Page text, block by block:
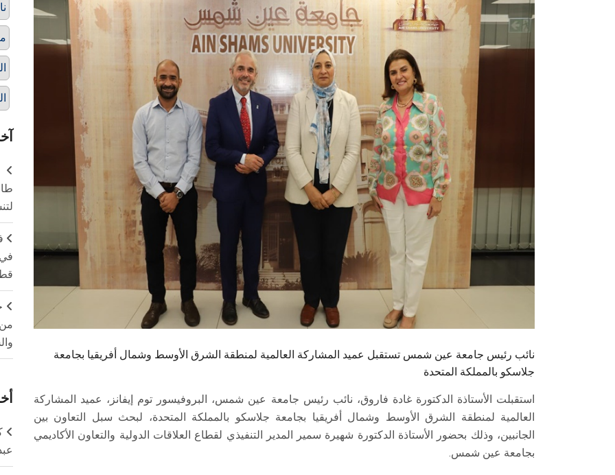
نائب رئيس جامعة عين شمس تستقبل عميد المشاركة العالمية لمنطقة الشرق الأوسط وشمال أفريقيا بجامعة
جلاسكو بالمملكة المتحدة
استقبلت الأستاذة الدكتورة غادة فاروق، نائب رئيس جامعة عين شمس، البروفيسور توم إيفانز، عميد المشاركة
العالمية لمنطقة الشرق الأوسط وشمال أفريقيا بجامعة جلاسكو بالمملكة المتحدة، لبحث سبل التعاون بين
الجانبين، وذلك بحضور الأستاذة الدكتورة شهيرة سمير المدير التنفيذي لقطاع العلاقات الدولية والتعاون الأكاديمي
بجامعة عين شمس.